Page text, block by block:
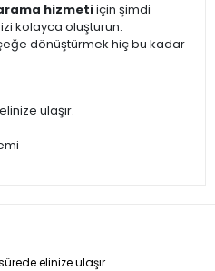
hizmetiiçin şimdi
kolayca oluşturun.
dönüştürmek hiç bu kadar
ulaşır.
elinize ulaşır.